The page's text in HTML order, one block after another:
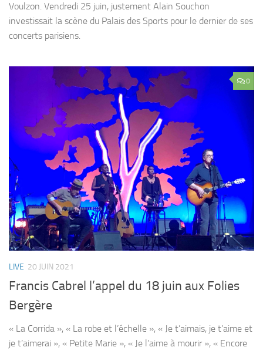
Voulzon. Vendredi 25 juin, justement Alain Souchon
investissait la scène du Palais des Sports pour le dernier de ses
concerts parisiens.
0
LIVE 20 JUIN 2021
Francis Cabrel l’appel du 18 juin aux Folies
Bergère
« La Corrida », « La robe et l’échelle », « Je t’aimais, je t’aime et
je t’aimerai », « Petite Marie », « Je l’aime à mourir », « Encore